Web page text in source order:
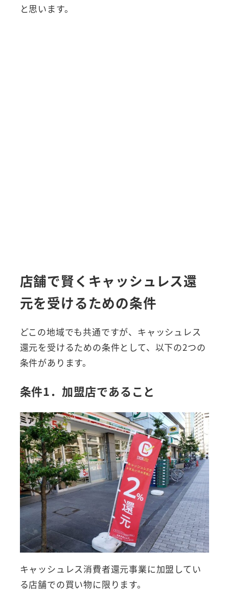
と思います。
店舗で賢くキャッシュレス還
元を受けるための条件
どこの地域でも共通ですが、キャッシュレス
還元を受けるための条件として、以下の2つの
条件があります。
条件1．加盟店であること
キャッシュレス消費者還元事業に加盟してい
る店舗での買い物に限ります。